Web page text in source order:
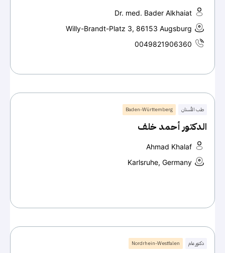
Dr. med. Bader Alkhaiat
Willy-Brandt-Platz 3, 86153 Augsburg
0049821906360
طب الأسنان Baden-Württemberg
الدكتور أحمد خلف
Ahmad Khalaf
Karlsruhe, Germany
دكتور عام Nordrhein-Westfalen